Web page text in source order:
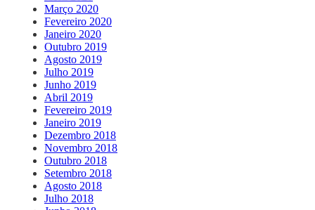
Março 2020
Fevereiro 2020
Janeiro 2020
Outubro 2019
Agosto 2019
Julho 2019
Junho 2019
Abril 2019
Fevereiro 2019
Janeiro 2019
Dezembro 2018
Novembro 2018
Outubro 2018
Setembro 2018
Agosto 2018
Julho 2018